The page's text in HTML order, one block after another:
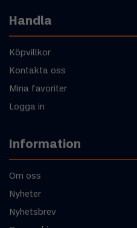
Handla
Köpvillkor
Kontakta oss
Mina favoriter
Logga in
Information
Om oss
Nyheter
Nyhetsbrev